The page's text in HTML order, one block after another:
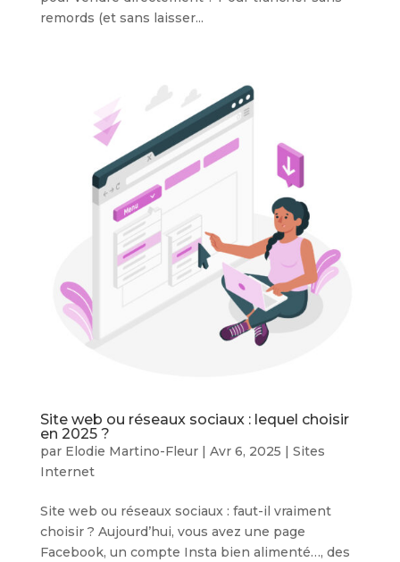
remords (et sans laisser...
Site web ou réseaux sociaux : lequel choisir
en 2025 ?
par Elodie Martino-Fleur| Avr 6, 2025
Sites
Internet
Site web ou réseaux sociaux : faut-il vraiment
choisir ? Aujourd’hui, vous avez une page
Facebook, un compte Insta bien alimenté…, des